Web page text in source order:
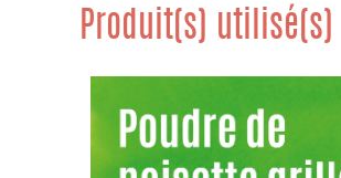
Produit(s) utilisé(s)